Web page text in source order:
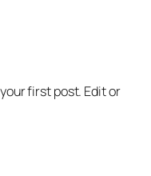
first post. Edit or